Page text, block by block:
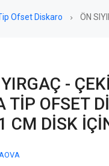
Ofset Diskaro ÖN
-
TİP OFSET
CM DİSK